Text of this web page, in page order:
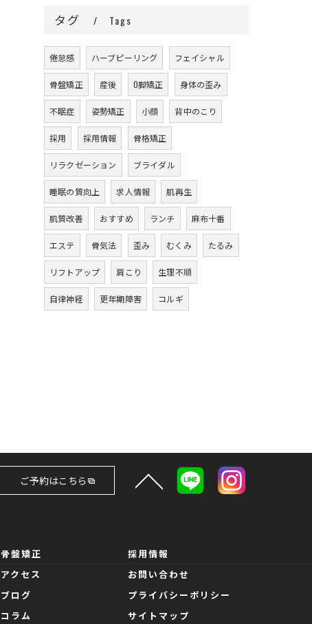
タグ Tags
倦怠感 ハーブピーリング フェイシャル
骨盤矯正 産後 O脚矯正 身体の歪み
不眠症 姿勢矯正 小顔 背中のこり
採用 採用情報 骨格矯正
リラクゼーション ブライダル
睡眠の質向上 求人情報 肌再生
肌質改善 おすすめ ランチ 麻布十番
エステ 骨気法 歪み むくみ たるみ
リフトアップ 肩こり 生理不順
自律神経 更年期障害 コルギ
ご予約はこちら
骨盤矯正
アクセス
ブログ
コラム
採用情報
お問い合わせ
プライバシーポリシー
サイトマップ